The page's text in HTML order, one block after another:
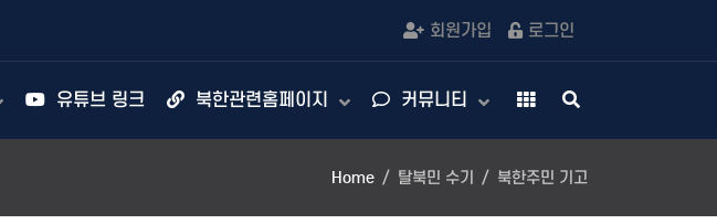
회원가입 로그인
유튜브 링크 북한관련홈페이지 커뮤니티
Home 탈북민 수기 북한주민 기고